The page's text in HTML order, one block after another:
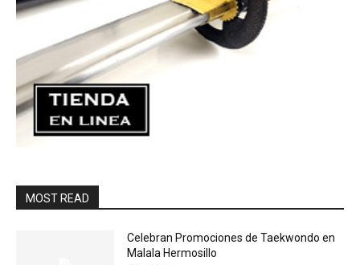
MOST READ
Celebran Promociones de Taekwondo en
Malala Hermosillo